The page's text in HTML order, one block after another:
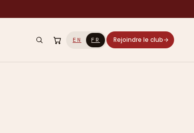
EN FR Rejoindre le club→